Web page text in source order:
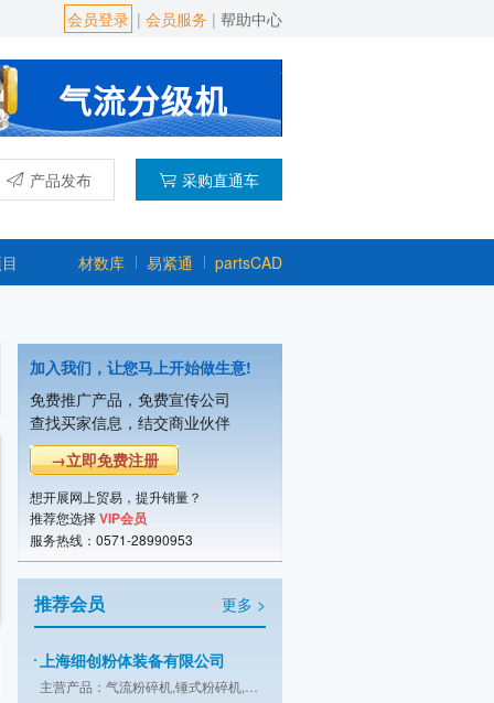
会员登录 | 会员服务 | 帮助中心
产品发布 采购直通车
材数库 易紧通 partsCAD
加入我们，让您马上开始做生意!
免费推广产品，免费宣传公司
查找买家信息，结交商业伙伴
→立即免费注册
想开展网上贸易，提升销量？
推荐您选择VIP会员
服务热线：0571-28990953
推荐会员 更多 >
主营产品：混合机,粉碎机,振动筛,输送
重庆帕泰克机械设备制造有限公司
潍坊市友信粉体设备有限公司
江阴市天勤机械制造有限公司
主营产品：涡轮粉碎机,高效粉碎机,万能
上海细创粉体装备有限公司
主营产品：气流粉碎机,锤式粉碎机,分级
珠海欧美克科技有限公司
主营产品：激光粒度分析仪,粒度分析仪,